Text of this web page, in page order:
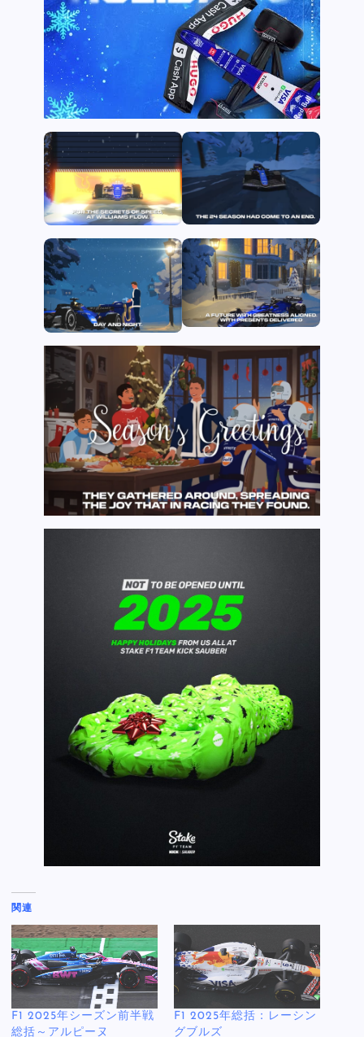
関連
F1 2025年シーズン前半戦
総括～アルピーヌ
F1 2025年総括：レーシン
グブルズ